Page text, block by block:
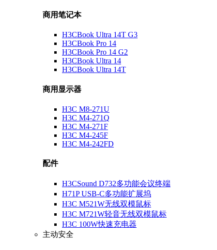
商用笔记本
H3CBook Ultra 14T G3
H3CBook Pro 14
H3CBook Pro 14 G2
H3CBook Ultra 14
H3CBook Ultra 14T
商用显示器
H3C M8-271U
H3C M4-271Q
H3C M4-271F
H3C M4-245F
H3C M4-242FD
配件
H3CSound D732多功能会议终端
H71P USB-C多功能扩展坞
H3C M521W无线双模鼠标
H3C M721W轻音无线双模鼠标
H3C 100W快速充电器
主动安全